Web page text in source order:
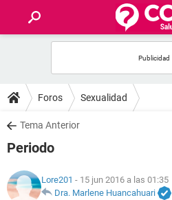
FOROS
SALUD
NUTRICIÓN
Foros Sexualidad
Tema Anterior
Periodo
Lore201 - 15 jun 2016 a las 01:35
Dra. Marlene Huancahuari